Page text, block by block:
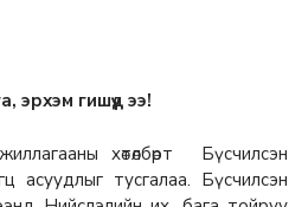
гишүүд ээ!
хөтөлбөрт Бүсчилсэн
асуудлыг тусгалаа. Бүсчилсэн